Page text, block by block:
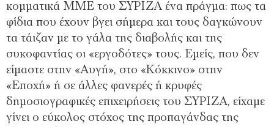
κομματικά ΜΜΕ του ΣΥΡΙΖΑ ένα πράγμα: πως τα
φίδια που έχουν βγει σήμερα και τους δαγκώνουν
τα τάιζαν με το γάλα της διαβολής και της
συκοφαντίας οι «εργοδότες» τους. Εμείς, που δεν
είμαστε στην «Αυγή», στο «Κόκκινο» στην
«Εποχή» ή σε άλλες φανερές ή κρυφές
δημοσιογραφικές επιχειρήσεις του ΣΥΡΙΖΑ, είχαμε
γίνει ο εύκολος στόχος της προπαγάνδας της